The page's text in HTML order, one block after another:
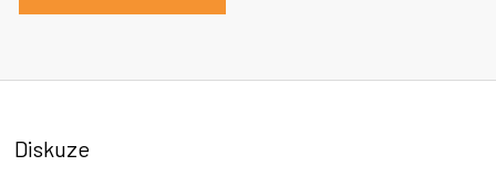
Diskuze